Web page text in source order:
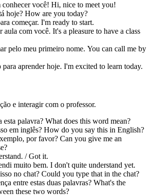
você! Hi, nice to meet you!
hoje? How are you today?
começar. I'm ready to start.
aula com você. It's a pleasure to have a class
pelo meu primeiro nome. You can call me by
aprender hoje. I'm excited to learn today.
e interagir com o professor.
esta palavra? What does this word mean?
em inglês? How do you say this in English?
por favor? Can you give me an
/ Got it.
muito bem. I don't quite understand yet.
no chat? Could you type that in the chat?
entre estas duas palavras? What's the
these two words?